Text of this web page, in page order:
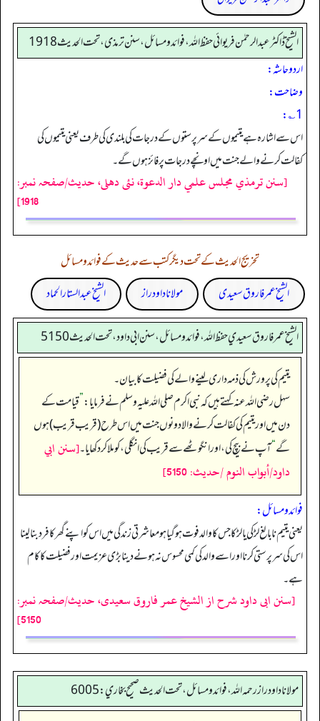
الشیخ ڈاکٹر عبد الرحمٰن فریوائی حفظ اللہ، فوائد و مسائل، سنن ترمذی، تحت الحديث 1918
اردو حاشہ:
وضاحت:
1؎:
اس سے اشارہ ہے یتیموں کے سرپرستوں کے درجات کی بلندی کی طرف یعنی یتیموں کی
کفالت کرنے والے جنت میں اونچے درجات پر فائز ہوں گے۔
[سنن ترمذي مجلس علمي دار الدعوة، نئى دهلى، حدیث/صفحہ نمبر:
1918]
تخریج الحدیث کے تحت دیگر کتب سے حدیث کے فوائد و مسائل
الشیخ عمر فاروق سعیدی
مولانا داود راز الشیخ عبدالستار الحماد
الشيخ عمر فاروق سعيدي حفظ الله، فوائد و مسائل، سنن ابي داود ، تحت الحديث 5150
یتیم کی پرورش کی ذمہ داری لینے والے کی فضیلت کا بیان۔
سہل رضی اللہ عنہ کہتے ہیں کہ نبی اکرم صلی اللہ علیہ وسلم نے فرمایا:”قیامت کے
دن میں اور یتیم کی کفالت کرنے والا دونوں جنت میں اس طرح (قریب قریب) ہوں
گے“آپ نے بیچ کی، اور انگوٹھے سے قریب کی انگلی، کو ملا کر دکھایا۔[سنن ابي
داود/أبواب النوم /حدیث: 5150]
فوائد ومسائل:
یعنی یتیم نابالغ لڑکی یا لڑکا جس کا والد فوت ہوگیا ہو معاشرتی زندگی میں اس کو اپنے گھر کا فرد بنا لینا
اس کی سرپرستی کرنا اور اسے والد کی کمی محسوس نہ ہونے دینا بڑی عزیمت اور فضیلت کا کام
ہے۔
[سنن ابی داود شرح از الشیخ عمر فاروق سعیدی، حدیث/صفحہ نمبر:
5150]
مولانا داود راز رحمه الله، فوائد و مسائل، تحت الحديث صحيح بخاري: 6005